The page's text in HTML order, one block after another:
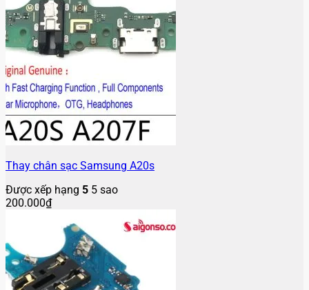
Thay chân sạc Samsung A20s
Được xếp hạng 5 5 sao
200.000₫